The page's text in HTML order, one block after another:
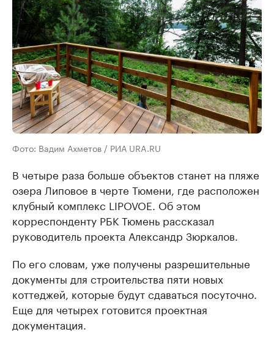
Фото: Вадим Ахметов / РИА URA.RU
В четыре раза больше объектов станет на пляже
озера Липовое в черте Тюмени, где расположен
клубный комплекс LIPOVOE. Об этом
корреспонденту РБК Тюмень рассказал
руководитель проекта Александр Зюркалов.
По его словам, уже получены разрешительные
документы для строительства пяти новых
коттеджей, которые будут сдаваться посуточно.
Еще для четырех готовится проектная
документация.